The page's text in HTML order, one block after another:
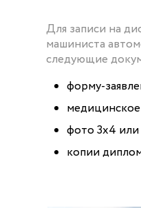
Для записи на
машиниста
следующие
форму-
фото 3х4
копии